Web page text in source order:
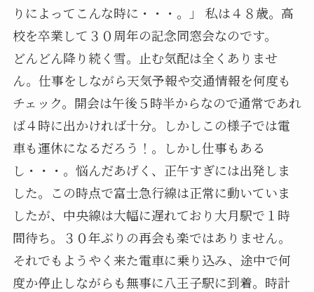
りによってこんな時に・・・。」 私は４８歳。高
校を卒業して３０周年の記念同窓会なのです。
どんどん降り続く雪。止む気配は全くありませ
ん。仕事をしながら天気予報や交通情報を何度も
チェック。開会は午後５時半からなので通常であれ
ば４時に出かければ十分。しかしこの様子では電
車も運休になるだろう！。しかし仕事もある
し・・・。悩んだあげく、正午すぎには出発しま
した。この時点で富士急行線は正常に動いていま
したが、中央線は大幅に遅れており大月駅で１時
間待ち。３０年ぶりの再会も楽ではありません。
それでもようやく来た電車に乗り込み、途中で何
度か停止しながらも無事に八王子駅に到着。時計